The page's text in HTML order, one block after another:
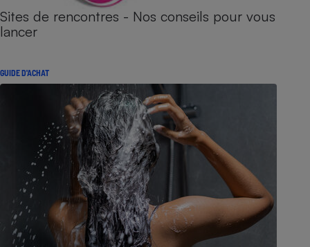
Sites de rencontres - Nos conseils pour vous
lancer
GUIDE D'ACHAT